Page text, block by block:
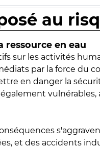
au
ressource en eau
sur les activités
par la force du
en danger la
vulnérables,
et des accidents